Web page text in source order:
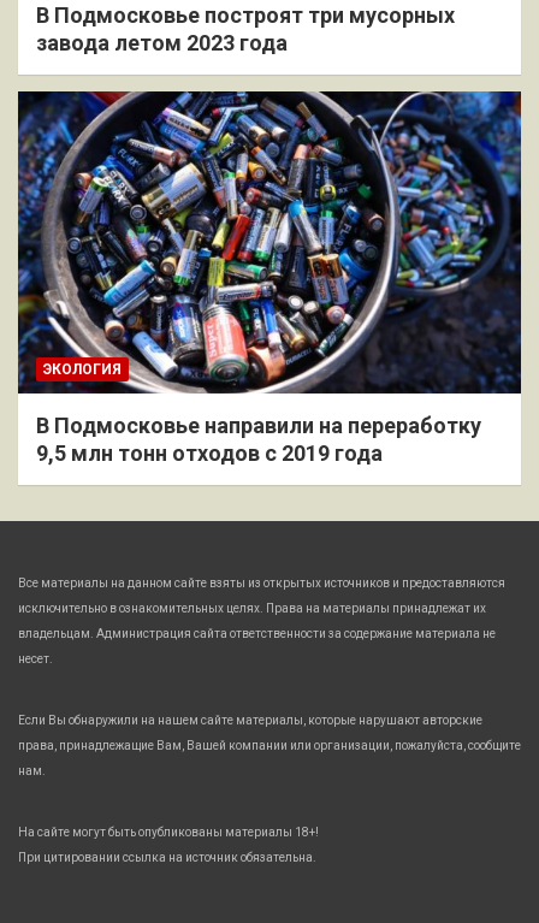
В Подмосковье построят три мусорных
завода летом 2023 года
ЭКОЛОГИЯ
В Подмосковье направили на переработку
9,5 млн тонн отходов с 2019 года
Все материалы на данном сайте взяты из открытых источников и предоставляются
исключительно в ознакомительных целях. Права на материалы принадлежат их
владельцам. Администрация сайта ответственности за содержание материала не
несет.
Если Вы обнаружили на нашем сайте материалы, которые нарушают авторские
права, принадлежащие Вам, Вашей компании или организации, пожалуйста, сообщите
нам.
На сайте могут быть опубликованы материалы 18+!
При цитировании ссылка на источник обязательна.